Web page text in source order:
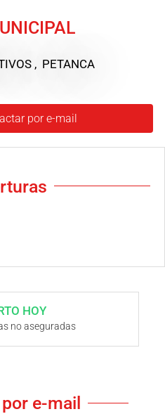
, PETANCA
por e-mail
HOY
no aseguradas
e-mail